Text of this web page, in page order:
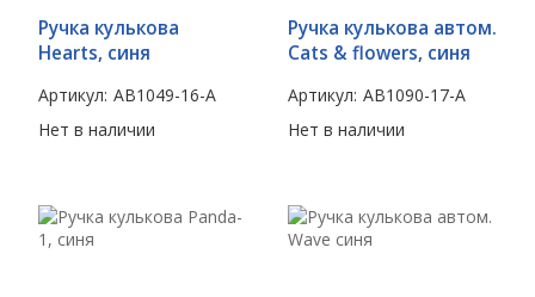
Ручка кулькова
Hearts, синя
Артикул: AB1049-16-A
Нет в наличии
Ручка кулькова автом.
Cats & flowers, синя
Артикул: AB1090-17-A
Нет в наличии